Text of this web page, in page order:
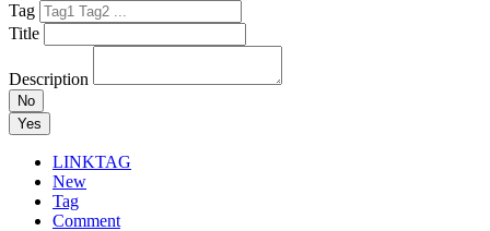
Tag
Title
Description
No
Yes
LINKTAG
New
Tag
Comment